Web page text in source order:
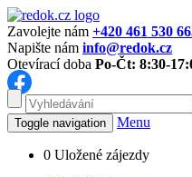
Zavolejte nám +420 461 530
Napište nám info@redok.cz
Otevírací doba Po-Čt: 8:30-
Toggle navigation Menu
0 Uložené zájezdy